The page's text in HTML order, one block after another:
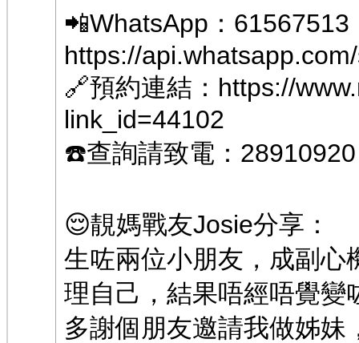
📲WhatsApp：61567513
https://
🔗預約連結： https://
link_id=44102
☎️查詢請致電：28910920
😌靚媽戰友Josie分享：
生咗兩位小朋友，成副心
理自己，結果唔經唔覺變
多謝個朋友邀請我做姊妹